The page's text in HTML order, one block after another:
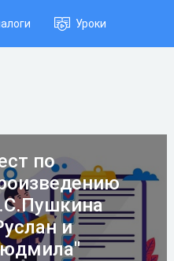
Уроки
по
и